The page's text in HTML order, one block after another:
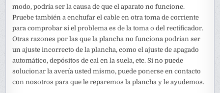
modo, podría ser la causa de que el aparato no funcione.
Pruebe también a enchufar el cable en otra toma de corriente
para comprobar si el problema es de la toma o del rectificador.
Otras razones por las que la plancha no funciona podrían ser
un ajuste incorrecto de la plancha, como el ajuste de apagado
automático, depósitos de cal en la suela, etc. Si no puede
solucionar la avería usted mismo, puede ponerse en contacto
con nosotros para que le reparemos la plancha y le ayudemos.